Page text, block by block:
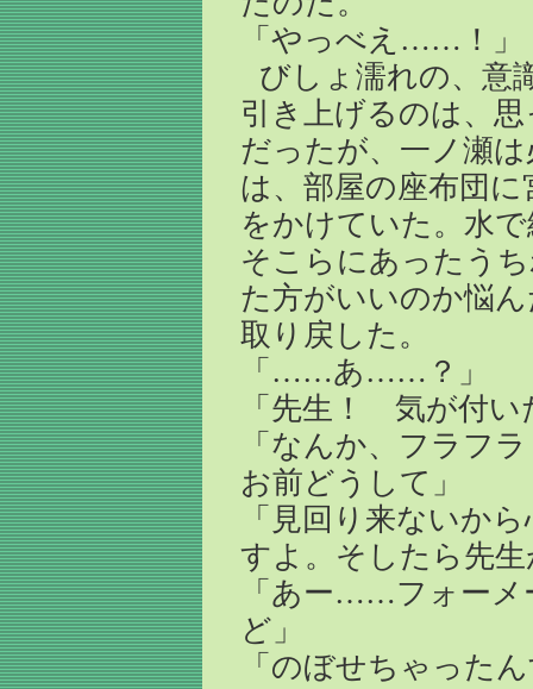
「やっべえ……！」
びしょ濡れの、意
引き上げるのは、
だったが、一ノ瀬
は、部屋の座布団
をかけていた。水
そこらにあったう
た方がいいのか悩
取り戻した。
「……あ……？」
「先生！ 気が付い
「なんか、フラ
お前どうして」
「見回り来ないか
すよ。そしたら先
「あー……フォーメ
ど」
「のぼせちゃった